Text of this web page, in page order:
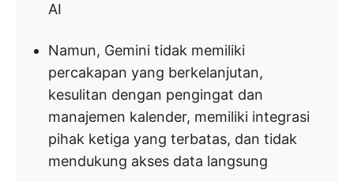
AI
Namun, Gemini tidak memiliki
percakapan yang berkelanjutan,
kesulitan dengan pengingat dan
manajemen kalender, memiliki integrasi
pihak ketiga yang terbatas, dan tidak
mendukung akses data langsung